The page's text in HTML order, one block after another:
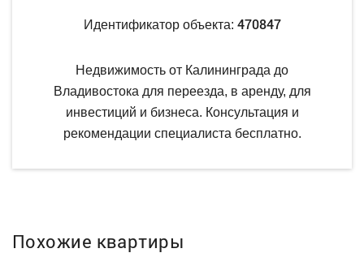
Идентификатор объекта: 470847
Недвижимость от Калининграда до
Владивостока для переезда, в аренду, для
инвестиций и бизнеса. Консультация и
рекомендации специалиста бесплатно.
Похожие квартиры